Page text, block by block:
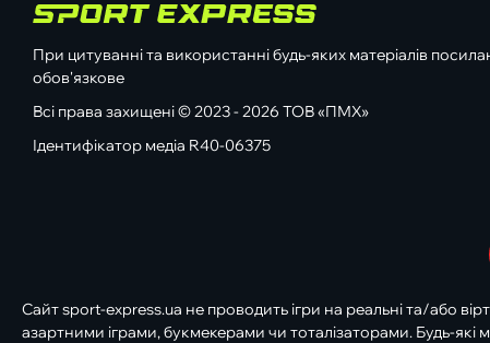
При цитуванні та використанні будь-яких матеріалів
обов'язкове
Всі права захищені © 2023 - 2026 ТОВ «ПМХ»
Ідентифікатор медіа R40-06375
Сайт sport-express.ua не проводить ігри на реальні та/або
азартними іграми, букмекерами чи тоталізаторами. Будь-